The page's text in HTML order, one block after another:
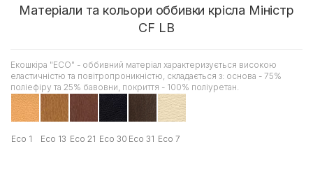
Матеріали та кольори оббивки крісла Міністр
CF LB
Екошкіра "ЕСО" - оббивний матеріал характеризується високою
еластичністю та повітропроникністю, складається з: основа - 75%
поліефіру та 25% бавовни, покриття - 100% поліуретан.
Eco 1 Есо 13 Есо 21 Есо 30 Есо 31 Есо 7